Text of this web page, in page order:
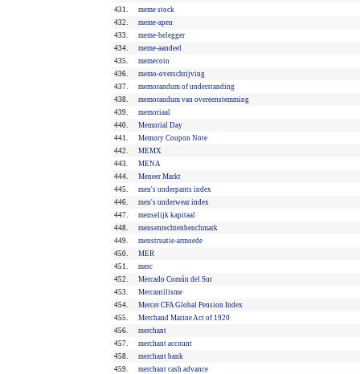
431.
meme stock
432.
meme-apen
433.
meme-belegger
434.
meme-aandeel
435.
memecoin
436.
memo-overschrijving
437.
memorandum of understanding
438.
memorandum van overeenstemming
439.
memoriaal
440.
Memorial Day
441.
Memory Coupon Note
442.
MEMX
443.
MENA
444.
Meneer Markt
445.
men's underpants index
446.
men's underwear index
447.
menselijk kapitaal
448.
mensenrechtenbenchmark
449.
menstruatie-armoede
450.
MER
451.
merc
452.
Mercado Común del Sur
453.
Mercantilisme
454.
Mercer CFA Global Pension Index
455.
Merchand Marine Act of 1920
456.
merchant
457.
merchant account
458.
merchant bank
459.
merchant cash advance